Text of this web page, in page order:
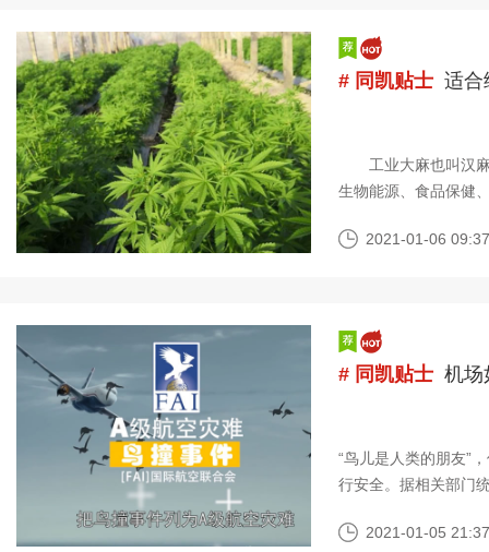
# 同凯贴士 适合
工业大麻也叫汉麻
生物能源、食品保健
2021-01-06
# 同凯贴士 机场
“鸟儿是人类的朋友”
行安全。据相关部门
2021-01-05